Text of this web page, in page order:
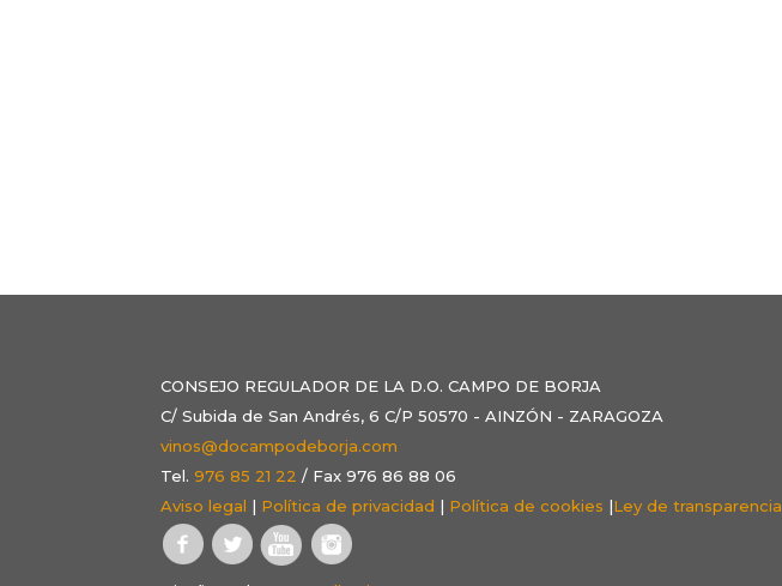
CONSEJO REGULADOR DE LA D.O. CAMPO DE BORJA
C/ Subida de San Andrés, 6 C/P 50570 - AINZÓN - ZARAGOZA
vinos@docampodeborja.com
Tel.976 85 21 22 / Fax 976 86 88 06
Aviso legal | Política de privacidad | Política de cookies |Ley de transparencia